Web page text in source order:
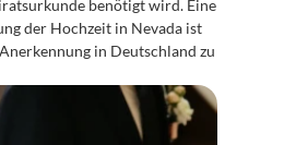
benötigt wird. Eine
der Hochzeit in Nevada ist
in Deutschland zu